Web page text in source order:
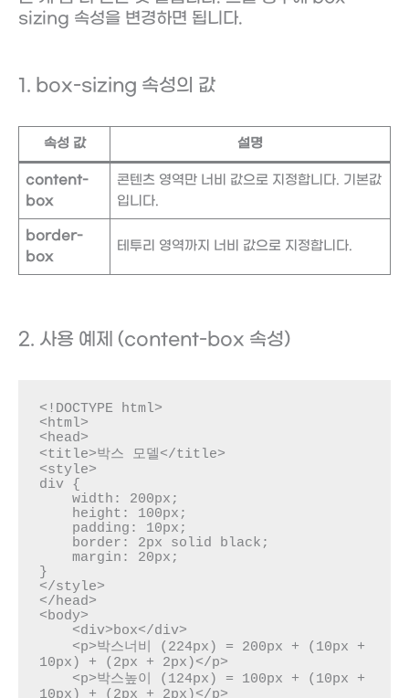
sizing 속성을 변경하면 됩니다.
1. box-sizing 속성의 값
속성 값 설명
content-
box
콘텐츠 영역만 너비 값으로 지정합니다. 기본값
입니다.
border-
box
테투리 영역까지 너비 값으로 지정합니다.
2. 사용 예제 (content-box 속성)
<!DOCTYPE html>
<html>
<head>
<title>박스 모델</title>
<style>
div {
    width: 200px;
    margin: 20px;
}
</style>
</head>
<body>
10px) + (2px + 2px)</p>
10px) + (2px + 2px)</p>